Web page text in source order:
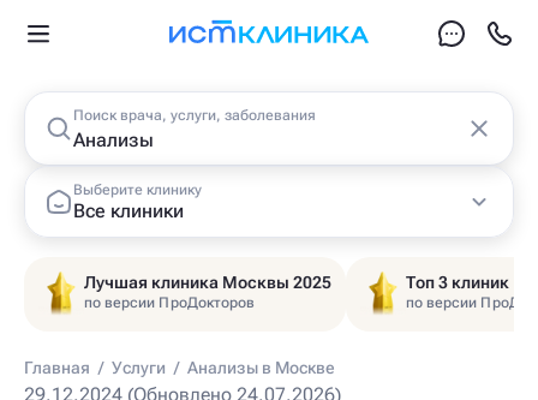
Поиск врача, услуги, заболевания
Выберите клинику
Все клиники
Лучшая клиника Москвы 2025
по версии ПроДокторов
Топ 3 клиник
по версии
Главная / Услуги / Анализы в Москве
29.12.2024 (Обновлено 24.07.2026)